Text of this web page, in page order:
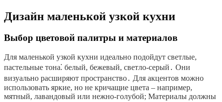
Дизайн маленькой узкой кухни
Выбор цветовой палитры и материалов
Для маленькой узкой кухни идеально подойдут светлые,
пастельные тона⁚ белый, бежевый, светло-серый․ Они
визуально расширяют пространство․ Для акцентов можно
использовать яркие, но не кричащие цвета – например,
мятный, лавандовый или нежно-голубой; Материалы должны